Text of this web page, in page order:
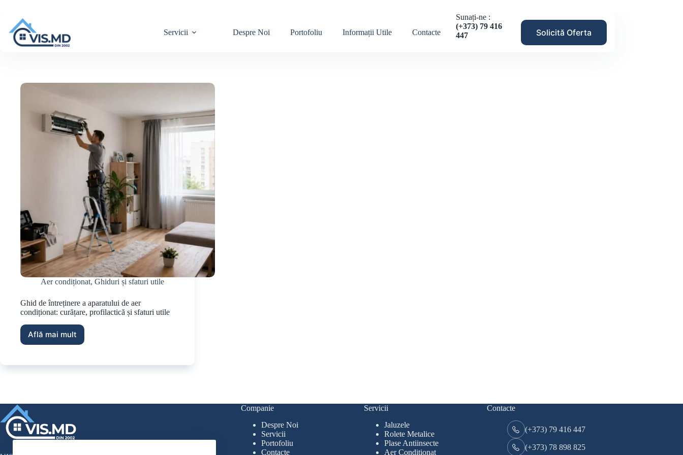
Servicii Despre Noi Portofoliu Informații Utile Contacte
Sunați-ne :
(+373) 79 416
447
Solicită Oferta
Aer condiționat, Ghiduri și sfaturi utile
Ghid de întreținere a aparatului de aer
condiționat: curățare, profilactică și sfaturi utile
Află mai mult
Companie
Despre Noi
Servicii
Portofoliu
Contacte
Servicii
Jaluzele
Rolete Metalice
Plase Antiinsecte
Aer Condiționat
Contacte
(+373) 79 416 447
(+373) 78 898 825